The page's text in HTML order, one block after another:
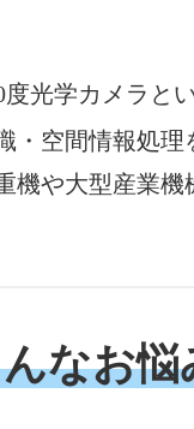
光学カメラと
・空間情報処理
機や大型産業機
なお悩